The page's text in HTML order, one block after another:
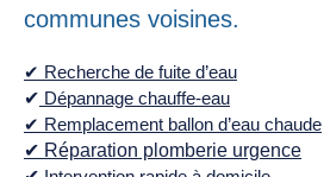
communes voisines.
✔ Recherche de fuite d’eau
✔ Dépannage chauffe-eau
✔ Remplacement ballon d’eau chaude
✔ Réparation plomberie urgence